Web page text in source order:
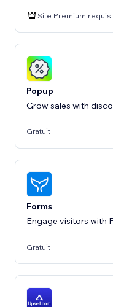
Site Premium requis
Popup
Grow sales with
Gratuit
Forms
Engage visitors with
Gratuit